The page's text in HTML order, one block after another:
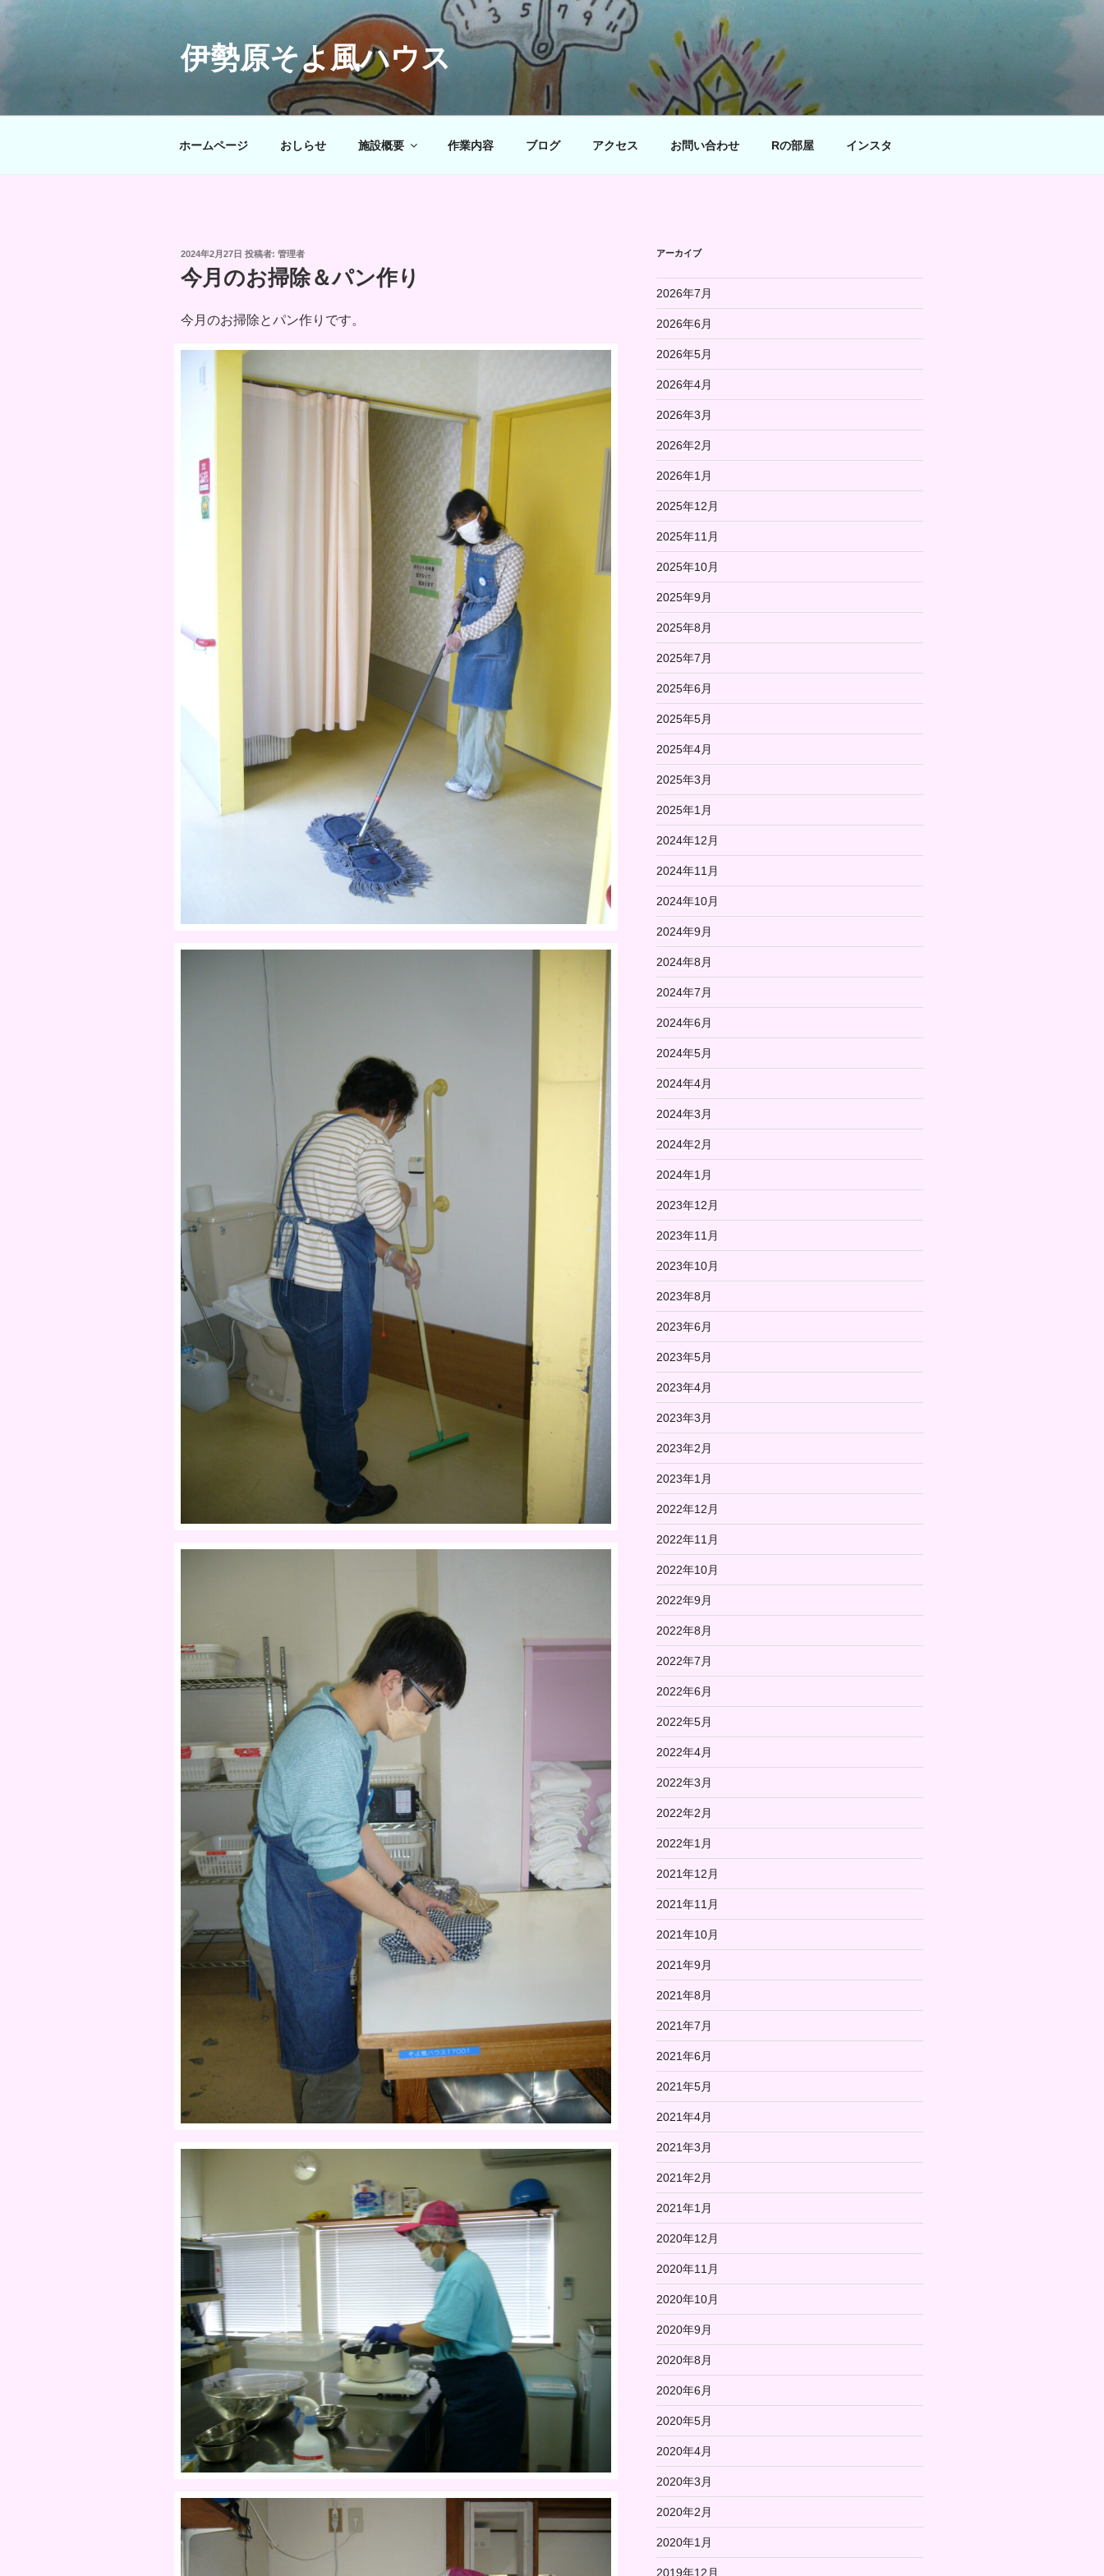
コ
伊勢原そよ風ハウス
ホームページ おしらせ 施設概要 作業内容 ブログ アクセス お問い合わせ Rの部屋 インスタ
投
日:
2024年2月27日 投稿者: 管理者
今月のお掃除＆パン作り
今月のお掃除とパン作りです。
アーカイブ
2026年7月
2026年6月
2026年5月
2026年4月
2026年3月
2026年2月
2026年1月
2025年12月
2025年11月
2025年10月
2025年9月
2025年8月
2025年7月
2025年6月
2025年5月
2025年4月
2025年3月
2025年1月
2024年12月
2024年11月
2024年10月
2024年9月
2024年8月
2024年7月
2024年6月
2024年5月
2024年4月
2024年3月
2024年2月
2024年1月
2023年12月
2023年11月
2023年10月
2023年8月
2023年6月
2023年5月
2023年4月
2023年3月
2023年2月
2023年1月
2022年12月
2022年11月
2022年10月
2022年9月
2022年8月
2022年7月
2022年6月
2022年5月
2022年4月
2022年3月
2022年2月
2022年1月
2021年12月
2021年11月
2021年10月
2021年9月
2021年8月
2021年7月
2021年6月
2021年5月
2021年4月
2021年3月
2021年2月
2021年1月
2020年12月
2020年11月
2020年10月
2020年9月
2020年8月
2020年6月
2020年5月
2020年4月
2020年3月
2020年2月
2020年1月
2019年12月